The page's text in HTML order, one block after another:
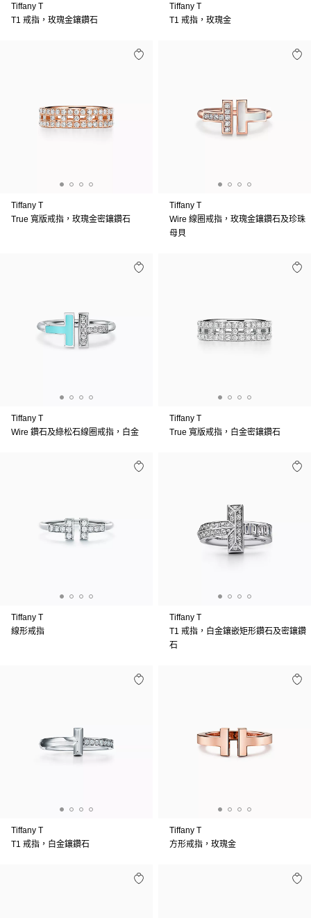
Tiffany T
T1 戒指，玫瑰金鑲鑽石
Tiffany T
T1 戒指，玫瑰金
Tiffany T
True 寬版戒指，玫瑰金密鑲鑽石
Tiffany T
Wire 線圈戒指，玫瑰金鑲鑽石及珍珠
母貝
Tiffany T
Wire 鑽石及綠松石線圈戒指，白金
Tiffany T
True 寬版戒指，白金密鑲鑽石
Tiffany T
線形戒指
Tiffany T
T1 戒指，白金鑲嵌矩形鑽石及密鑲鑽
石
Tiffany T
T1 戒指，白金鑲鑽石
Tiffany T
方形戒指，玫瑰金